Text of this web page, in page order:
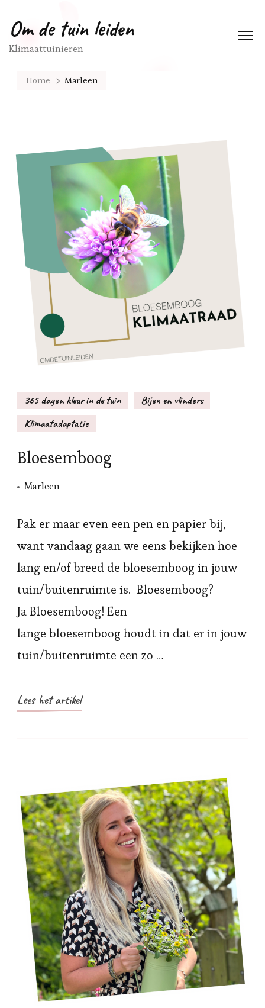
Om de tuin leiden
Klimaattuinieren
Home Marleen
365 dagen kleur in de tuin
Bijen en vlinders
Klimaatadaptatie
Bloesemboog
Marleen
Pak er maar even een pen en papier bij,
want vandaag gaan we eens bekijken hoe
lang en/of breed de bloesemboog in jouw
tuin/buitenruimte is. Bloesemboog?
Ja Bloesemboog! Een
lange bloesemboog houdt in dat er in jouw
tuin/buitenruimte een zo …
Lees het artikel